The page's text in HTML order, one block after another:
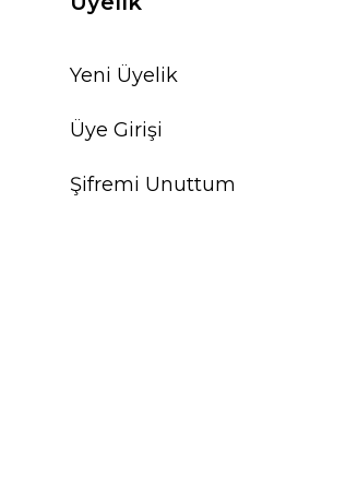
Yeni Üyelik
Üye Girişi
Şifremi Unuttum